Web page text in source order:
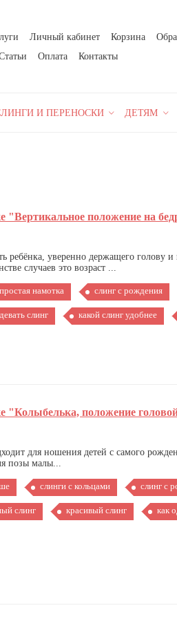
Личный кабинет Корзина
Оплата Контакты
И ПЕРЕНОСКИ ДЕТЯМ
"Вертикальное положение на
ребёнка, уверенно держащего голову
случаев это возраст ...
простая намотка слинг с рождения
слинг какой слинг удобнее
"Колыбелька, положение
для ношения детей с самого
позы малы...
слинги с кольцами слинг с
слинг красивый слинг как